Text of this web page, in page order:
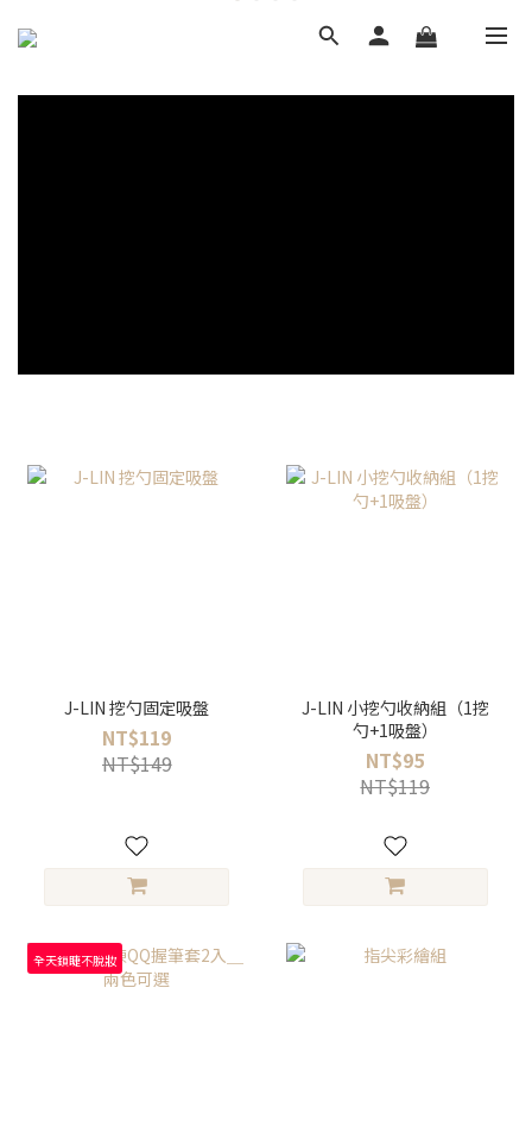
J-LIN 挖勺固定吸盤
NT$119
NT$149
J-LIN 小挖勺收納組（1挖
勺+1吸盤）
NT$95
NT$119
全天鎖睫不脫妝